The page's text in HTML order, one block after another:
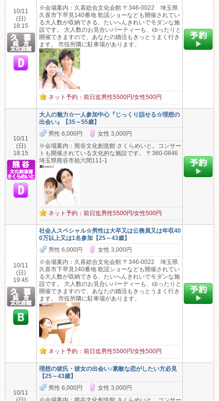
10/11
(日)
18:15
※会場案内：久喜総合文化会館 〒346-0022 埼玉県
久喜市下早見140番地 歌謡ショーなども開催されてい
る大人数が収納できる、たいへんきれいでモダンな施
設です。 大人数のお見合いパーティーも、ゆったりと
開催できますので、あなたの婚活もきっとうまく行き
ます。 市役所隣に駐車場があります。
ネット予約：前日迄男性5500円/女性500円
10/11
(日)
18:15
大人の魅力☆一人参加中心『じっくり話せる☆理想の
出会い』【35～55歳】
男性 6,000円
女性 3,000円
※会場案内：熊谷文化創造館 さくらめいと。コンサー
トも開催されている文化的な施設です。 〒360-0846
埼玉県熊谷市拾六間111-1
ネット予約：前日迄男性5500円/女性500円
10/11
(日)
19:45
社会人スペシャル☆男性は大卒又は公務員又は年収40
0万以上又は1名参加【25～43歳】
男性 6,000円
女性 3,000円
※会場案内：久喜総合文化会館 〒346-0022 埼玉県
久喜市下早見140番地 歌謡ショーなども開催されてい
る大人数が収納できる、たいへんきれいでモダンな施
設です。 大人数のお見合いパーティーも、ゆったりと
開催できますので、あなたの婚活もきっとうまく行き
ます。 市役所隣に駐車場があります。
ネット予約：前日迄男性5500円/女性500円
10/11
理想の彼氏・彼女の出会い♪素敵な恋がしたい方必見
【25～43歳】
男性 6,000円
女性 3,000円